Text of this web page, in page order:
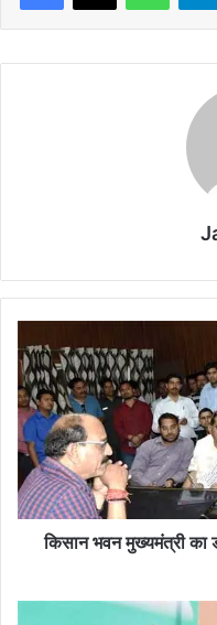
सा
न
भ
व
न
ख्य
मं
किसान भवन मुख्यमंत्री का